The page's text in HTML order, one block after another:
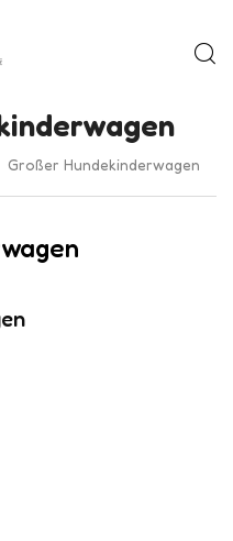
Großer Hundekinderwagen